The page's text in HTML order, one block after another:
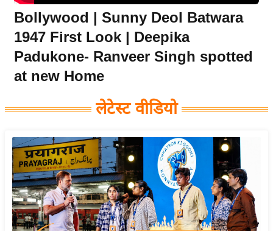
ष्ट्री
य
अं
त
र्रा
य
ज़
स
उ
द्यो
ग
Bollywood | Sunny Deol Batwara
1947 First Look | Deepika
Padukone- Ranveer Singh spotted
at new Home
लेटेस्ट वीडियो